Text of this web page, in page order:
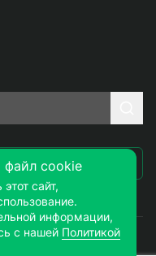
Написать письмо
компонентов
файл cookie
сайт,
информации,
с нашей Политикой